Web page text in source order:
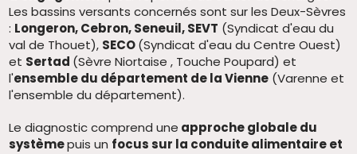
Les bassins versants concernés sont sur les Deux-Sèvres
: Longeron, Cebron, Seneuil, SEVT (Syndicat d'eau du
val de Thouet), SECO(Syndicat d'eau du Centre Ouest)
et Sertad (Sèvre Niortaise , Touche Poupard) et
l'ensemble du département de la Vienne (Varenne et
l'ensemble du département).
Le diagnostic comprend une approche globale du
systèmepuis un focus sur la conduite alimentaire et